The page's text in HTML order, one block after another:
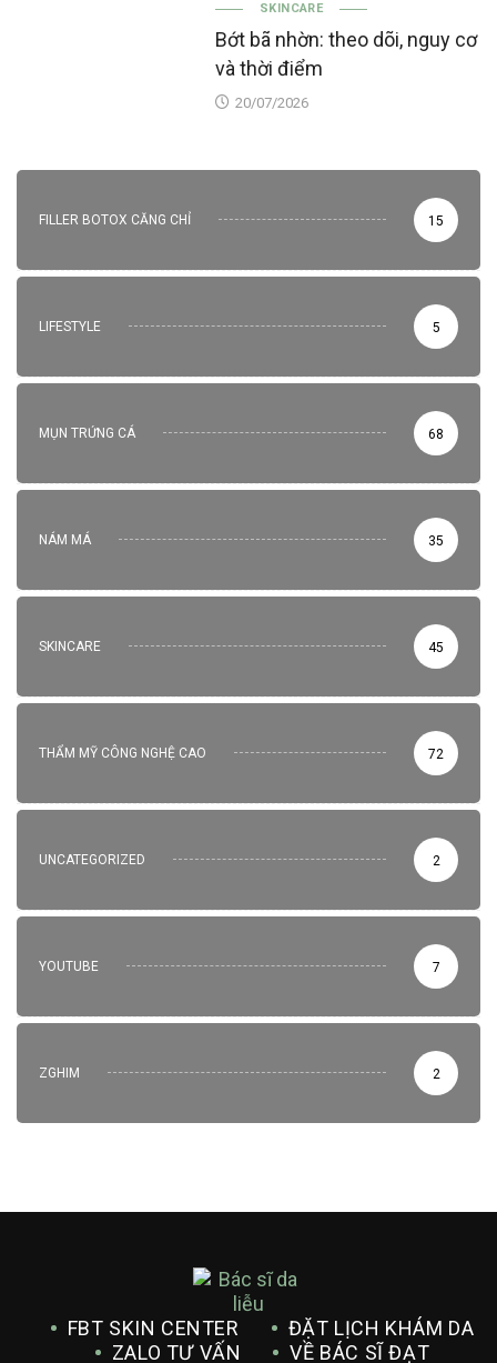
SKINCARE
Bớt bã nhờn: theo dõi, nguy cơ
và thời điểm
20/07/2026
FILLER BOTOX CĂNG CHỈ 15
LIFESTYLE 5
MỤN TRỨNG CÁ 68
NÁM MÁ 35
SKINCARE 45
THẨM MỸ CÔNG NGHỆ CAO 72
UNCATEGORIZED 2
YOUTUBE 7
ZGHIM 2
FBT SKIN CENTER
ĐẶT LỊCH KHÁM DA
ZALO TƯ VẤN
VỀ BÁC SĨ ĐẠT